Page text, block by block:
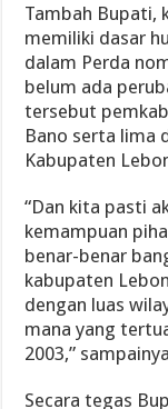
Tambah Bupati,
memiliki dasar
dalam Perda
belum ada
tersebut
Bano serta lima
Kabupaten
“Dan kita pasti
kemampuan
benar-benar
kabupaten
dengan luas
mana yang
2003,”
Secara tegas